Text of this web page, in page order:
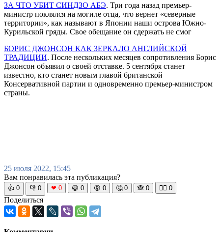
ЗА ЧТО УБИТ СИНДЗО АБЭ. Три года назад премьер-
министр поклялся на могиле отца, что вернет «северные
территории», как называют в Японии наши острова Южно-
Курильской гряды. Свое обещание он сдержать не смог
БОРИС ДЖОНСОН КАК ЗЕРКАЛО АНГЛИЙСКОЙ
ТРАДИЦИИ. После нескольких месяцев сопротивления Борис
Джонсон объявил о своей отставке. 5 сентября станет
известно, кто станет новым главой британской
Консервативной партии и одновременно премьер-министром
страны.
25 июля 2022, 15:45
Вам понравилась эта публикация?
👍 0 👎 0 ❤ 0 😆 0 😡 0 🤔 0 🙈 0 🧘‍♀️ 0
Поделиться